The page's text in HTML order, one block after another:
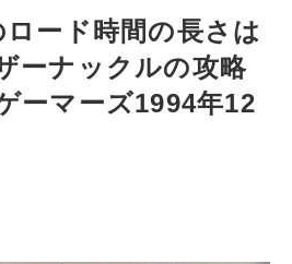
ード時間の長さは
ーナックルの攻略
ーマーズ1994年12